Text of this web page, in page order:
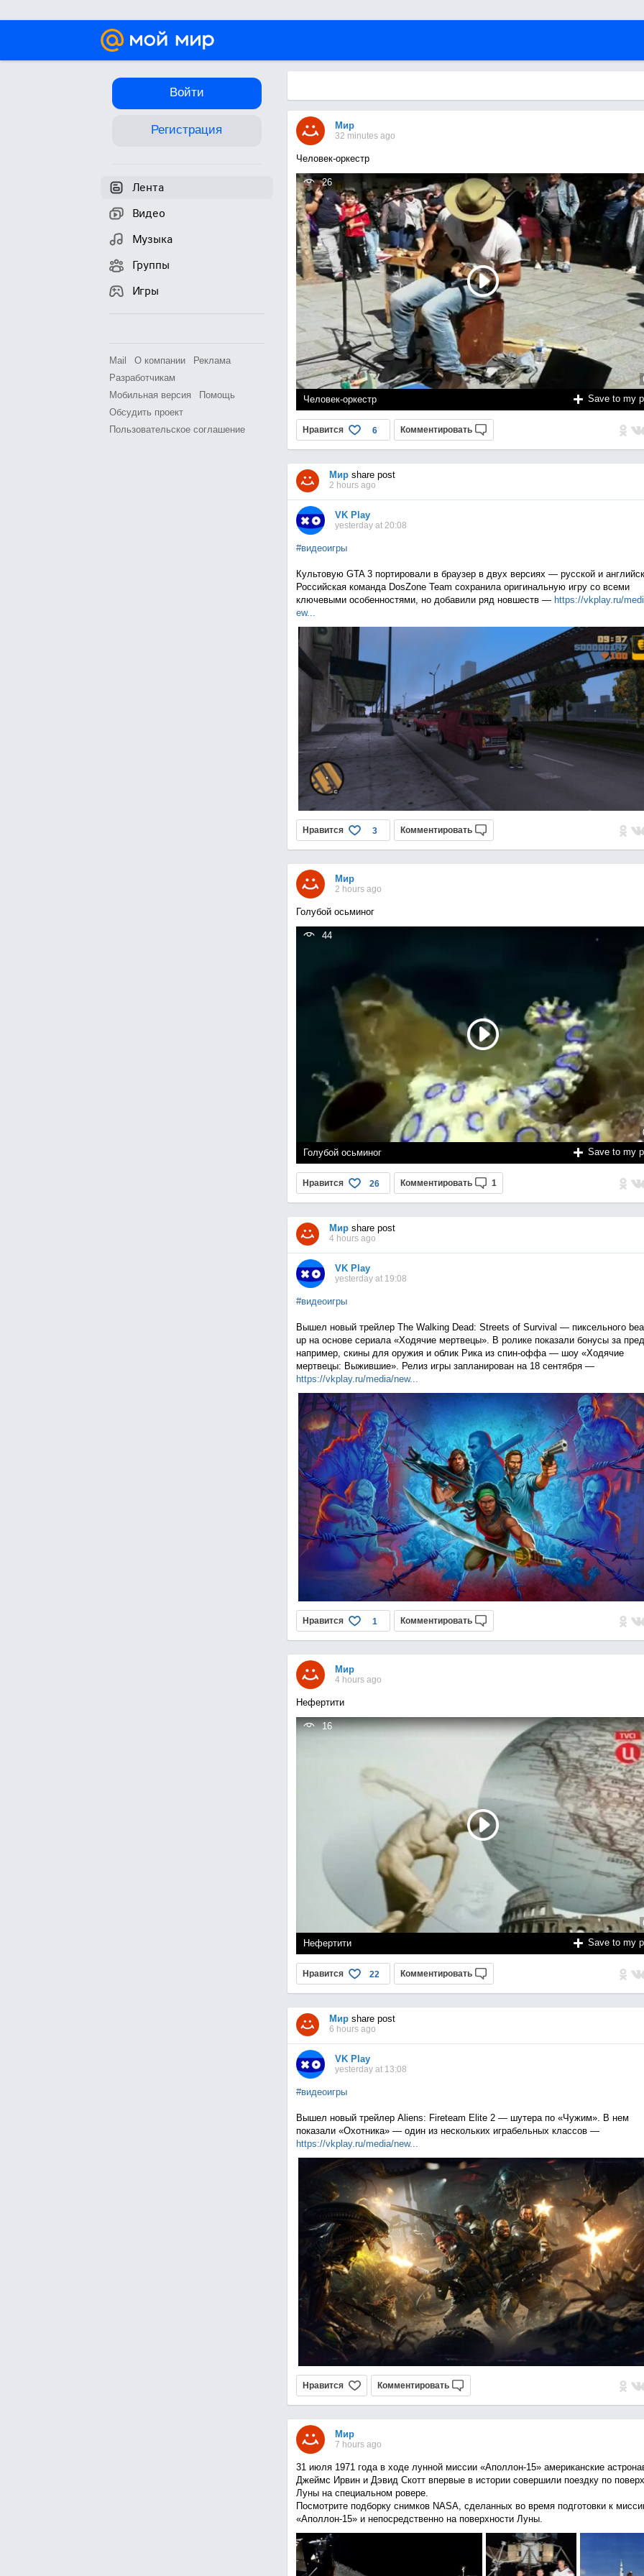
Войти
Регистрация
Лента
Видео
Музыка
Группы
Игры
Mail О компании
Реклама
Разработчикам
Мобильная версия
Помощь
Обсудить проект
Пользовательское соглашение
Мир
32 minutes ago
Человек-оркестр
26
Человек-оркестр Save to my
Нравится 6 Комментировать
Мирshare post
2 hours ago
VK Play
yesterday at 20:08
#видеоигры
Культовую GTA 3 портировали в браузер в двух версиях — русской и
Российская команда DosZone Team сохранила оригинальную игру со всеми
ключевыми особенностями, но добавили ряд новшеств — https://vkplay.ru/
ew...
Нравится 3 Комментировать
Мир
2 hours ago
Голубой осьминог
44
Голубой осьминог Save to my
Нравится 26 Комментировать 1
Мирshare post
4 hours ago
VK Play
yesterday at 19:08
#видеоигры
Вышел новый трейлер The Walking Dead: Streets of Survival — пиксельного
up на основе сериала «Ходячие мертвецы». В ролике показали бонусы за
например, скины для оружия и облик Рика из спин-оффа — шоу «Ходячие
мертвецы: Выжившие». Релиз игры запланирован на 18 сентября —
https://vkplay.ru/media/new...
Нравится 1 Комментировать
Мир
4 hours ago
Нефертити
16
Нефертити Save to my
Нравится 22 Комментировать
Мирshare post
6 hours ago
VK Play
yesterday at 13:08
#видеоигры
Вышел новый трейлер Aliens: Fireteam Elite 2 — шутера по «Чужим». В нем
показали «Охотника» — один из нескольких играбельных классов —
https://vkplay.ru/media/new...
Нравится Комментировать
Мир
7 hours ago
31 июля 1971 года в ходе лунной миссии «Аполлон-15» американские
Джеймс Ирвин и Дэвид Скотт впервые в истории совершили поездку по
Луны на специальном ровере.
Посмотрите подборку снимков NASA, сделанных во время подготовки к
«Аполлон-15» и непосредственно на поверхности Луны.